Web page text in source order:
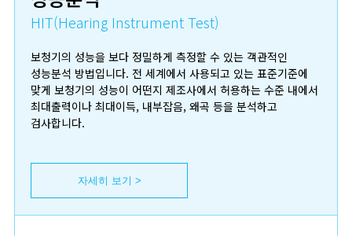
HIT(Hearing Instrument Test)
보청기의 성능을 보다 정밀하게 측정할 수 있는 객관적인
성능분석 방법입니다. 전 세계에서 사용되고 있는 표준기준에
맞게 보청기의 성능이 어떤지 제조사에서 허용하는 수준 내에서
최대출력이나 최대이득, 내부잡음, 왜곡 등을 분석하고
검사합니다.
자세히 보기 >